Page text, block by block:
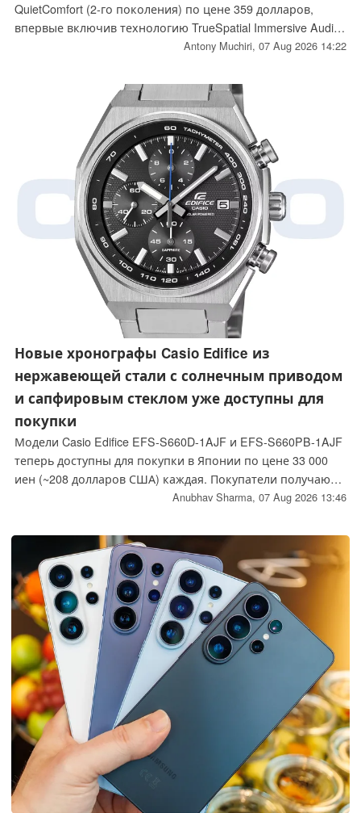
QuietComfort (2-го поколения) по цене 359 долларов,
впервые включив технологию TrueSpatial Immersive Audio
в базовую линейку продукции. Наушники оснащены
поддерживают передачу аудиосигнала без потерь через
USB-C с разрешением до 24 бит/48 кГц, а также
представлены в трёх цветовых вариантах ограниченной
Antony Muchiri, 07 Aug 2026 14:22
Новые хронографы Casio Edifice из
нержавеющей стали с солнечным приводом
и сапфировым стеклом уже доступны для
покупки
Модели Casio Edifice EFS-S660D-1AJF и EFS-S660PB-1AJF
теперь доступны для покупки в Японии по цене 33 000
иен (~208 долларов США) каждая. Покупатели получают
часы с сапфировым стеклом и водонепроницаемостью
вес стальной версии составляет 129 г, в то время как вес
модели PB — 71 г.
Anubhav Sharma, 07 Aug 2026 13:46